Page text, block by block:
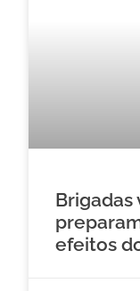
Brigadas
efeitos